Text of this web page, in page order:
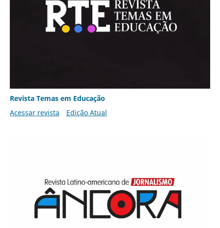
Revista Temas em Educação
Acessar revista
Edição Atual